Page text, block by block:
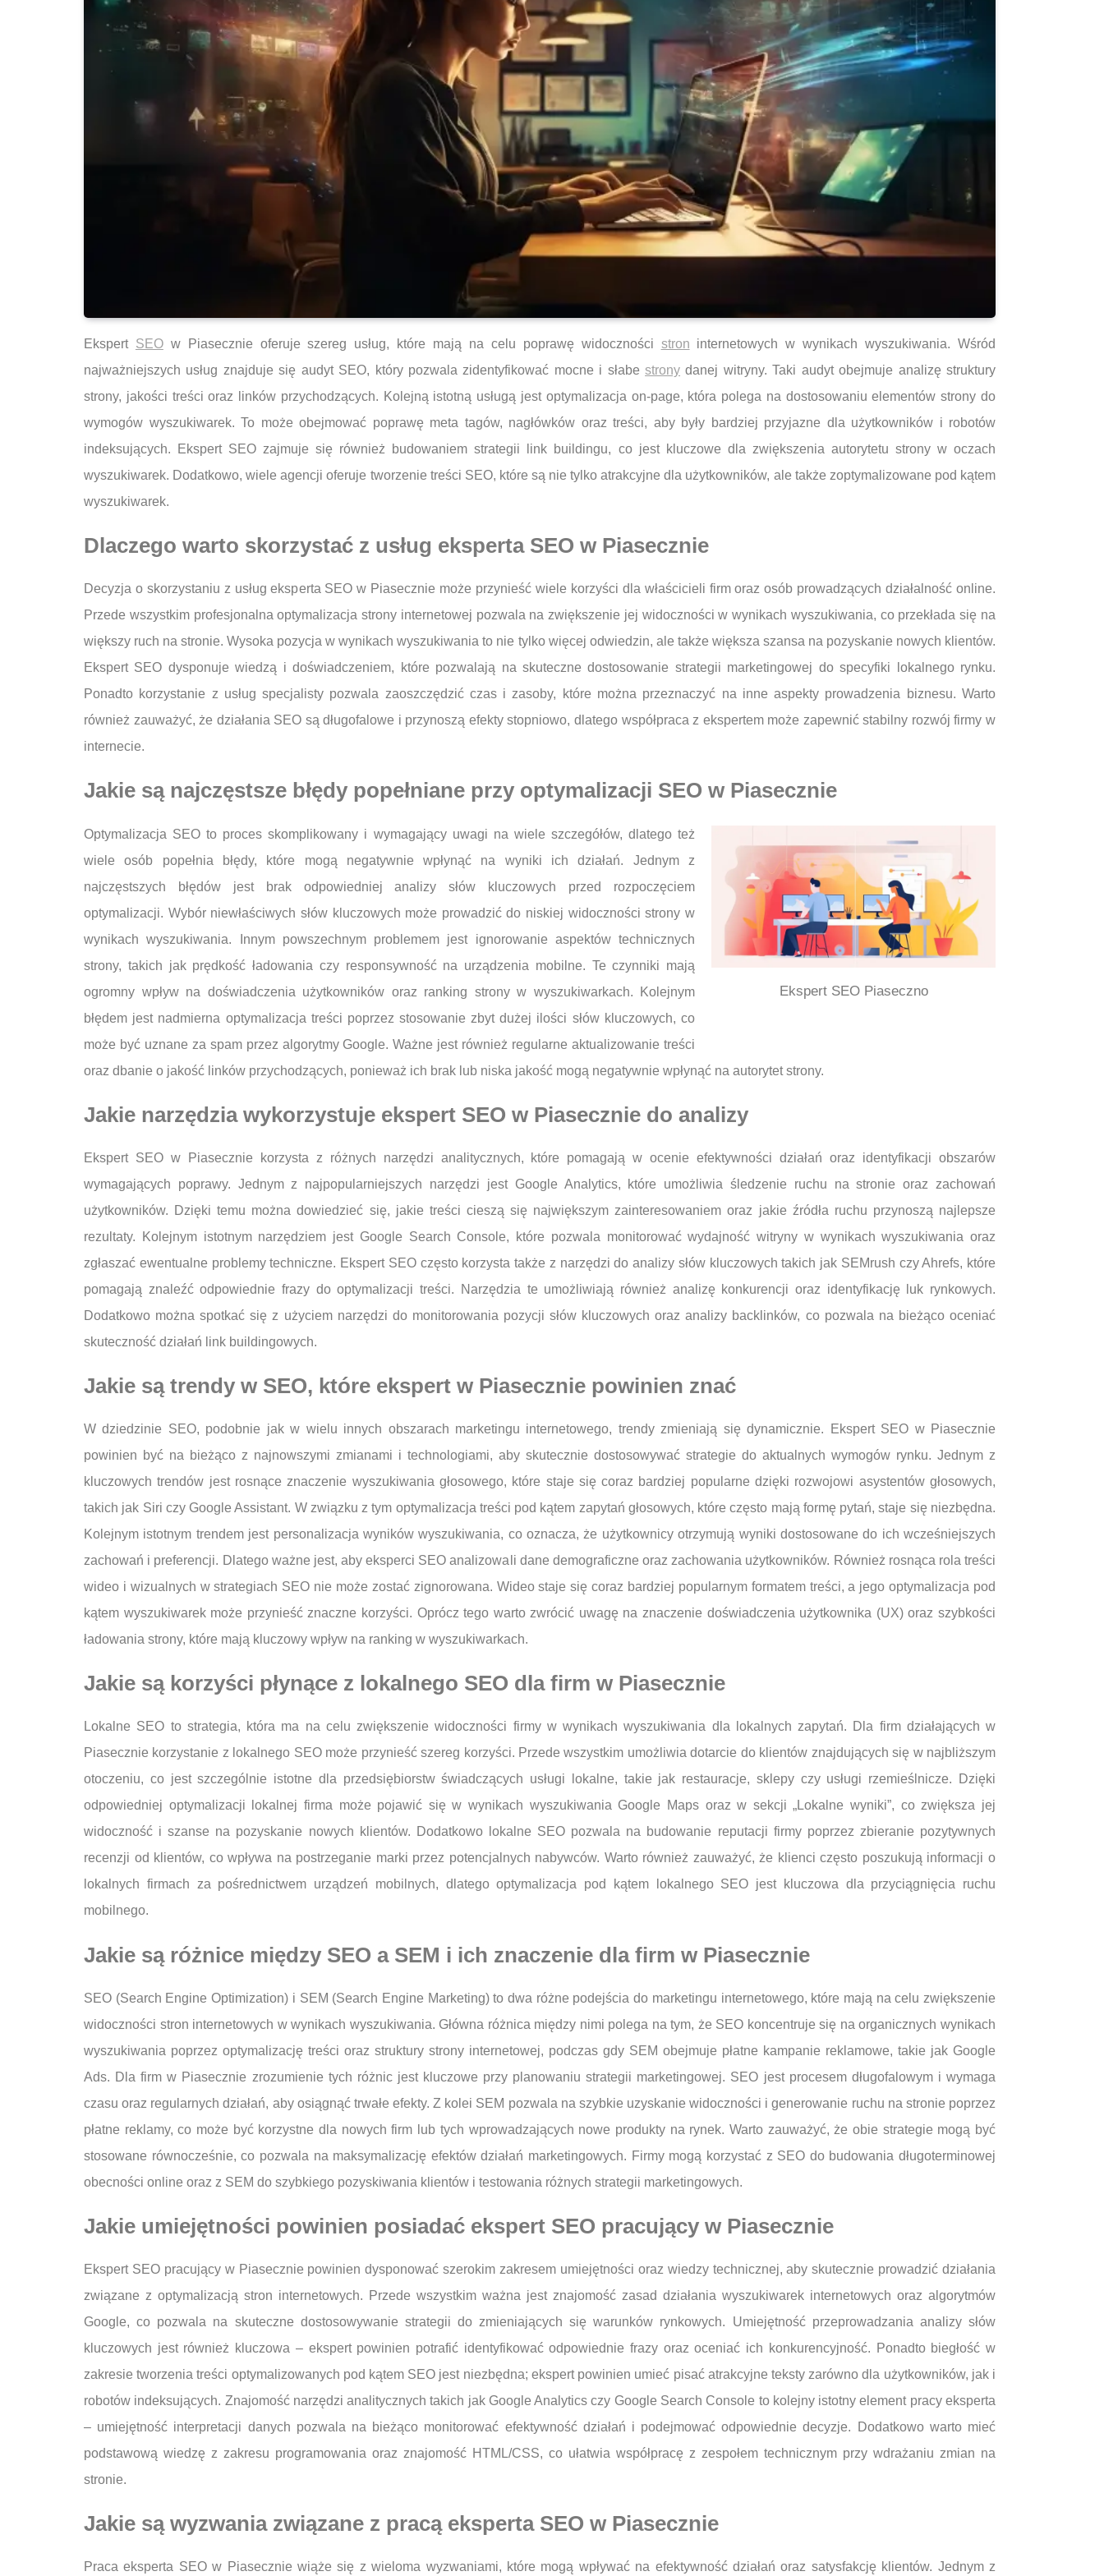
Ekspert SEOw Piasecznie oferuje szereg usług, które mają na celu poprawę widoczności stron internetowych w wynikach wyszukiwania. Wśród
najważniejszych usług znajduje się audyt SEO, który pozwala zidentyfikować mocne i słabestrony danej witryny. Taki audyt obejmuje analizę struktury
strony, jakości treści oraz linków przychodzących. Kolejną istotną usługą jest optymalizacja on-page, która polega na dostosowaniu elementów strony do
wymogów wyszukiwarek. To może obejmować poprawę meta tagów, nagłówków oraz treści, aby były bardziej przyjazne dla użytkowników i robotów
indeksujących. Ekspert SEO zajmuje się również budowaniem strategii link buildingu, co jest kluczowe dla zwiększenia autorytetu strony w oczach
wyszukiwarek. Dodatkowo, wiele agencji oferuje tworzenie treści SEO, które są nie tylko atrakcyjne dla użytkowników, ale także zoptymalizowane pod kątem
wyszukiwarek.
Dlaczego warto skorzystać z usług eksperta SEO w Piasecznie
Decyzja o skorzystaniu z usług eksperta SEO w Piasecznie może przynieść wiele korzyści dla właścicieli firm oraz osób prowadzących działalność online.
Przede wszystkim profesjonalna optymalizacja strony internetowej pozwala na zwiększenie jej widoczności w wynikach wyszukiwania, co przekłada się na
większy ruch na stronie. Wysoka pozycja w wynikach wyszukiwania to nie tylko więcej odwiedzin, ale także większa szansa na pozyskanie nowych klientów.
Ekspert SEO dysponuje wiedzą i doświadczeniem, które pozwalają na skuteczne dostosowanie strategii marketingowej do specyfiki lokalnego rynku.
Ponadto korzystanie z usług specjalisty pozwala zaoszczędzić czas i zasoby, które można przeznaczyć na inne aspekty prowadzenia biznesu. Warto
również zauważyć, że działania SEO są długofalowe i przynoszą efekty stopniowo, dlatego współpraca z ekspertem może zapewnić stabilny rozwój firmy w
internecie.
Jakie są najczęstsze błędy popełniane przy optymalizacji SEO w Piasecznie
Ekspert SEO Piaseczno
Optymalizacja SEO to proces skomplikowany i wymagający uwagi na wiele szczegółów, dlatego też
wiele osób popełnia błędy, które mogą negatywnie wpłynąć na wyniki ich działań. Jednym z
najczęstszych błędów jest brak odpowiedniej analizy słów kluczowych przed rozpoczęciem
optymalizacji. Wybór niewłaściwych słów kluczowych może prowadzić do niskiej widoczności strony w
wynikach wyszukiwania. Innym powszechnym problemem jest ignorowanie aspektów technicznych
strony, takich jak prędkość ładowania czy responsywność na urządzenia mobilne. Te czynniki mają
ogromny wpływ na doświadczenia użytkowników oraz ranking strony w wyszukiwarkach. Kolejnym
błędem jest nadmierna optymalizacja treści poprzez stosowanie zbyt dużej ilości słów kluczowych, co
może być uznane za spam przez algorytmy Google. Ważne jest również regularne aktualizowanie treści
oraz dbanie o jakość linków przychodzących, ponieważ ich brak lub niska jakość mogą negatywnie wpłynąć na autorytet strony.
Jakie narzędzia wykorzystuje ekspert SEO w Piasecznie do analizy
Ekspert SEO w Piasecznie korzysta z różnych narzędzi analitycznych, które pomagają w ocenie efektywności działań oraz identyfikacji obszarów
wymagających poprawy. Jednym z najpopularniejszych narzędzi jest Google Analytics, które umożliwia śledzenie ruchu na stronie oraz zachowań
użytkowników. Dzięki temu można dowiedzieć się, jakie treści cieszą się największym zainteresowaniem oraz jakie źródła ruchu przynoszą najlepsze
rezultaty. Kolejnym istotnym narzędziem jest Google Search Console, które pozwala monitorować wydajność witryny w wynikach wyszukiwania oraz
zgłaszać ewentualne problemy techniczne. Ekspert SEO często korzysta także z narzędzi do analizy słów kluczowych takich jak SEMrush czy Ahrefs, które
pomagają znaleźć odpowiednie frazy do optymalizacji treści. Narzędzia te umożliwiają również analizę konkurencji oraz identyfikację luk rynkowych.
Dodatkowo można spotkać się z użyciem narzędzi do monitorowania pozycji słów kluczowych oraz analizy backlinków, co pozwala na bieżąco oceniać
skuteczność działań link buildingowych.
Jakie są trendy w SEO, które ekspert w Piasecznie powinien znać
W dziedzinie SEO, podobnie jak w wielu innych obszarach marketingu internetowego, trendy zmieniają się dynamicznie. Ekspert SEO w Piasecznie
powinien być na bieżąco z najnowszymi zmianami i technologiami, aby skutecznie dostosowywać strategie do aktualnych wymogów rynku. Jednym z
kluczowych trendów jest rosnące znaczenie wyszukiwania głosowego, które staje się coraz bardziej popularne dzięki rozwojowi asystentów głosowych,
takich jak Siri czy Google Assistant. W związku z tym optymalizacja treści pod kątem zapytań głosowych, które często mają formę pytań, staje się niezbędna.
Kolejnym istotnym trendem jest personalizacja wyników wyszukiwania, co oznacza, że użytkownicy otrzymują wyniki dostosowane do ich wcześniejszych
zachowań i preferencji. Dlatego ważne jest, aby eksperci SEO analizowali dane demograficzne oraz zachowania użytkowników. Również rosnąca rola treści
wideo i wizualnych w strategiach SEO nie może zostać zignorowana. Wideo staje się coraz bardziej popularnym formatem treści, a jego optymalizacja pod
kątem wyszukiwarek może przynieść znaczne korzyści. Oprócz tego warto zwrócić uwagę na znaczenie doświadczenia użytkownika (UX) oraz szybkości
ładowania strony, które mają kluczowy wpływ na ranking w wyszukiwarkach.
Jakie są korzyści płynące z lokalnego SEO dla firm w Piasecznie
Lokalne SEO to strategia, która ma na celu zwiększenie widoczności firmy w wynikach wyszukiwania dla lokalnych zapytań. Dla firm działających w
Piasecznie korzystanie z lokalnego SEO może przynieść szereg korzyści. Przede wszystkim umożliwia dotarcie do klientów znajdujących się w najbliższym
otoczeniu, co jest szczególnie istotne dla przedsiębiorstw świadczących usługi lokalne, takie jak restauracje, sklepy czy usługi rzemieślnicze. Dzięki
odpowiedniej optymalizacji lokalnej firma może pojawić się w wynikach wyszukiwania Google Maps oraz w sekcji „Lokalne wyniki”, co zwiększa jej
widoczność i szanse na pozyskanie nowych klientów. Dodatkowo lokalne SEO pozwala na budowanie reputacji firmy poprzez zbieranie pozytywnych
recenzji od klientów, co wpływa na postrzeganie marki przez potencjalnych nabywców. Warto również zauważyć, że klienci często poszukują informacji o
lokalnych firmach za pośrednictwem urządzeń mobilnych, dlatego optymalizacja pod kątem lokalnego SEO jest kluczowa dla przyciągnięcia ruchu
mobilnego.
Jakie są różnice między SEO a SEM i ich znaczenie dla firm w Piasecznie
SEO (Search Engine Optimization) i SEM (Search Engine Marketing) to dwa różne podejścia do marketingu internetowego, które mają na celu zwiększenie
widoczności stron internetowych w wynikach wyszukiwania. Główna różnica między nimi polega na tym, że SEO koncentruje się na organicznych wynikach
wyszukiwania poprzez optymalizację treści oraz struktury strony internetowej, podczas gdy SEM obejmuje płatne kampanie reklamowe, takie jak Google
Ads. Dla firm w Piasecznie zrozumienie tych różnic jest kluczowe przy planowaniu strategii marketingowej. SEO jest procesem długofalowym i wymaga
czasu oraz regularnych działań, aby osiągnąć trwałe efekty. Z kolei SEM pozwala na szybkie uzyskanie widoczności i generowanie ruchu na stronie poprzez
płatne reklamy, co może być korzystne dla nowych firm lub tych wprowadzających nowe produkty na rynek. Warto zauważyć, że obie strategie mogą być
stosowane równocześnie, co pozwala na maksymalizację efektów działań marketingowych. Firmy mogą korzystać z SEO do budowania długoterminowej
obecności online oraz z SEM do szybkiego pozyskiwania klientów i testowania różnych strategii marketingowych.
Jakie umiejętności powinien posiadać ekspert SEO pracujący w Piasecznie
Ekspert SEO pracujący w Piasecznie powinien dysponować szerokim zakresem umiejętności oraz wiedzy technicznej, aby skutecznie prowadzić działania
związane z optymalizacją stron internetowych. Przede wszystkim ważna jest znajomość zasad działania wyszukiwarek internetowych oraz algorytmów
Google, co pozwala na skuteczne dostosowywanie strategii do zmieniających się warunków rynkowych. Umiejętność przeprowadzania analizy słów
kluczowych jest również kluczowa – ekspert powinien potrafić identyfikować odpowiednie frazy oraz oceniać ich konkurencyjność. Ponadto biegłość w
zakresie tworzenia treści optymalizowanych pod kątem SEO jest niezbędna; ekspert powinien umieć pisać atrakcyjne teksty zarówno dla użytkowników, jak i
robotów indeksujących. Znajomość narzędzi analitycznych takich jak Google Analytics czy Google Search Console to kolejny istotny element pracy eksperta
– umiejętność interpretacji danych pozwala na bieżąco monitorować efektywność działań i podejmować odpowiednie decyzje. Dodatkowo warto mieć
podstawową wiedzę z zakresu programowania oraz znajomość HTML/CSS, co ułatwia współpracę z zespołem technicznym przy wdrażaniu zmian na
stronie.
Jakie są wyzwania związane z pracą eksperta SEO w Piasecznie
Praca eksperta SEO w Piasecznie wiąże się z wieloma wyzwaniami, które mogą wpływać na efektywność działań oraz satysfakcję klientów. Jednym z